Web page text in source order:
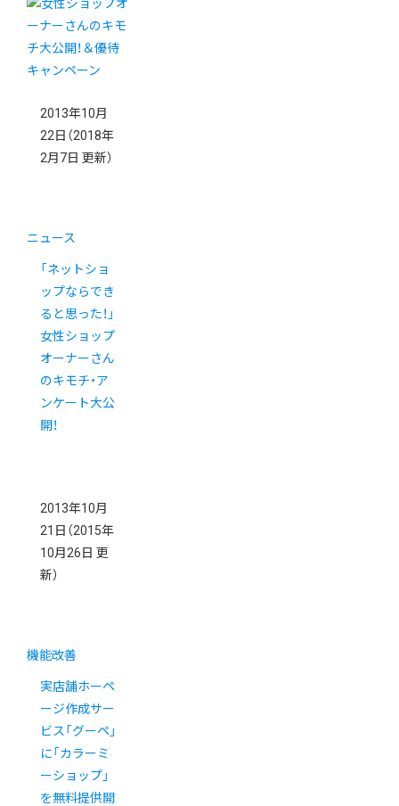
2013年10月
22日 （2018年
2月7日 更新）
ニュース
「ネットショ
ップならでき
ると思った！」
女性ショップ
オーナーさん
のキモチ・ア
ンケート大公
開！
2013年10月
21日 （2015年
10月26日 更
新）
機能改善
実店舗ホーペ
ージ作成サー
ビス「グーペ」
に「カラーミ
ーショップ」
を無料提供開